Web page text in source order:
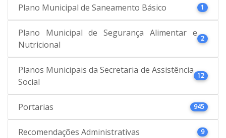
Plano Municipal de Saneamento Básico 1
Plano Municipal de Segurança Alimentar e
Nutricional
2
Planos Municipais da Secretaria de Assistência
Social
12
Portarias 945
Recomendações Administrativas 9